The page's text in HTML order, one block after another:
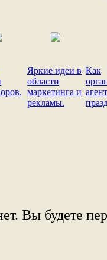
Яркие идеи в
области
маркетинга и
рекламы.
Как
Вы будете